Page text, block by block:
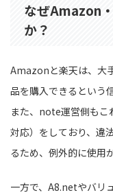
なぜAmazon
か？
Amazonと楽天は、大
品を購入できるという
また、note運営側もこ
対応）をしており、違
るため、例外的に使用
一方で、A8.netやバリ